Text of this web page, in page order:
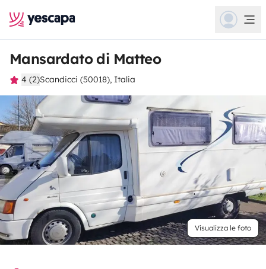
Mansardato di Matteo
4 (2)Scandicci (50018), Italia
Visualizza le foto